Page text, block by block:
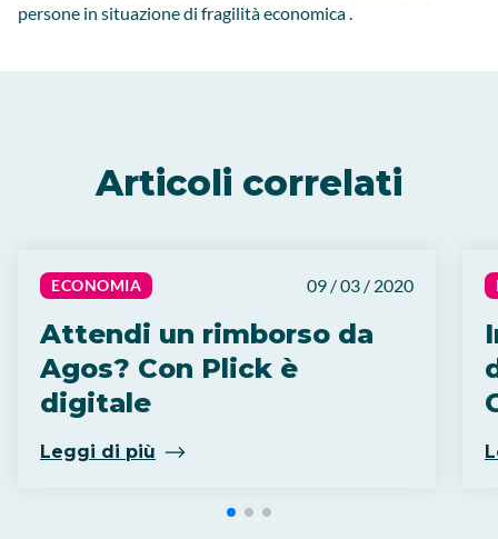
persone in situazione di fragilità economica .
Articoli correlati
ECONOMIA 09 / 03 / 2020
Attendi un rimborso da
Agos? Con Plick è
digitale
Leggi di più